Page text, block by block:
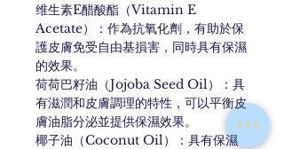
维生素E醋酸酯（Vitamin E
Acetate）：作為抗氧化劑，有助於保
護皮膚免受自由基損害，同時具有保濕
的效果。
荷荷巴籽油（Jojoba Seed Oil）：具
有滋潤和皮膚調理的特性，可以平衡皮
膚油脂分泌並提供保濕效果。
椰子油（Coconut Oil）：具有保濕